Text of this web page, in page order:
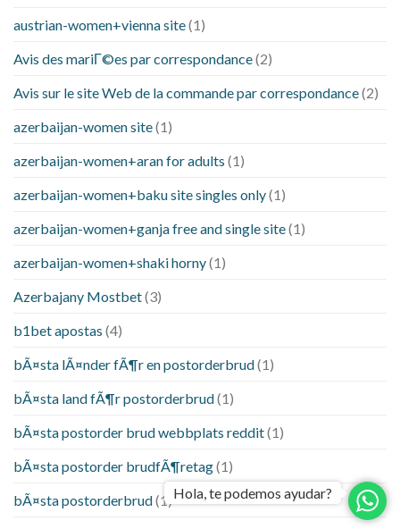
austrian-women+vienna site(1)
Avis des mariГ©es par correspondance(2)
Avis sur le site Web de la commande par correspondance(2)
azerbaijan-women site(1)
azerbaijan-women+aran for adults (1)
azerbaijan-women+baku site singles only(1)
azerbaijan-women+ganja free and single site(1)
azerbaijan-women+shaki horny(1)
Azerbajany Mostbet(3)
b1bet apostas (4)
bÃ¤sta lÃ¤nder fÃ¶r en postorderbrud(1)
bÃ¤sta land fÃ¶r postorderbrud(1)
bÃ¤sta postorder brud webbplats reddit(1)
bÃ¤sta postorder brudfÃ¶retag(1)
bÃ¤sta postorderbrud(1) Hola, te podemos ayudar?